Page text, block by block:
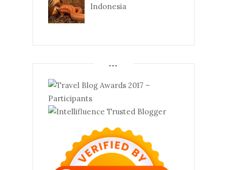
Indonesia
...